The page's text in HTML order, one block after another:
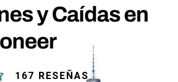
y Caídas en
167 RESEÑAS